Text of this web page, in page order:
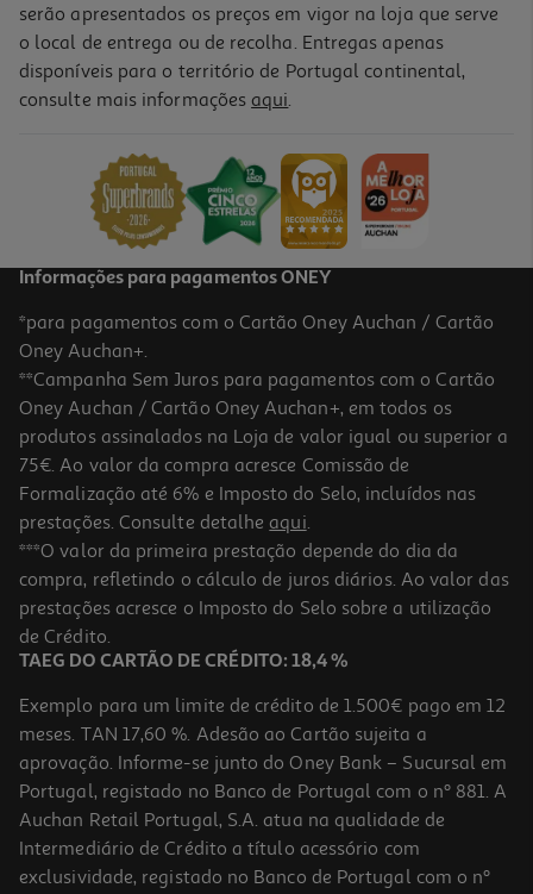
serão apresentados os preços em vigor na loja que serve
o local de entrega ou de recolha. Entregas apenas
disponíveis para o território de Portugal continental,
consulte mais informações aqui.
Informações para pagamentos ONEY
*para pagamentos com o Cartão Oney Auchan / Cartão
Oney Auchan+.
**Campanha Sem Juros para pagamentos com o Cartão
Oney Auchan / Cartão Oney Auchan+, em todos os
produtos assinalados na Loja de valor igual ou superior a
75€. Ao valor da compra acresce Comissão de
Formalização até 6% e Imposto do Selo, incluídos nas
prestações. Consulte detalhe aqui.
***O valor da primeira prestação depende do dia da
compra, refletindo o cálculo de juros diários. Ao valor das
prestações acresce o Imposto do Selo sobre a utilização
de Crédito.
TAEG DO CARTÃO DE CRÉDITO: 18,4 %
Exemplo para um limite de crédito de 1.500€ pago em 12
meses. TAN 17,60 %. Adesão ao Cartão sujeita a
aprovação. Informe-se junto do Oney Bank – Sucursal em
Portugal, registado no Banco de Portugal com o nº 881. A
Auchan Retail Portugal, S.A. atua na qualidade de
Intermediário de Crédito a título acessório com
exclusividade, registado no Banco de Portugal com o nº